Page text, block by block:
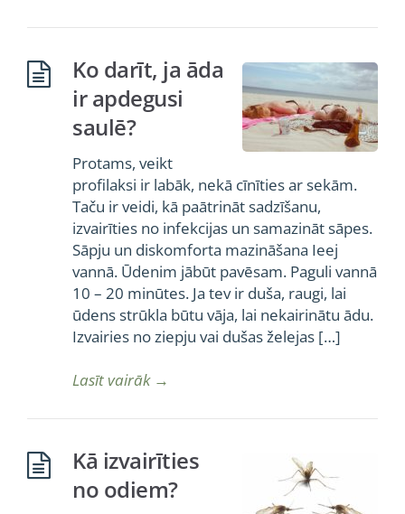
Ko darīt, ja āda
ir apdegusi
saulē?
Protams, veikt
profilaksi ir labāk, nekā cīnīties ar sekām.
Taču ir veidi, kā paātrināt sadzīšanu,
izvairīties no infekcijas un samazināt sāpes.
Sāpju un diskomforta mazināšana Ieej
vannā. Ūdenim jābūt pavēsam. Paguli vannā
10 – 20 minūtes. Ja tev ir duša, raugi, lai
ūdens strūkla būtu vāja, lai nekairinātu ādu.
Izvairies no ziepju vai dušas želejas […]
Lasīt vairāk→
Kā izvairīties
no odiem?